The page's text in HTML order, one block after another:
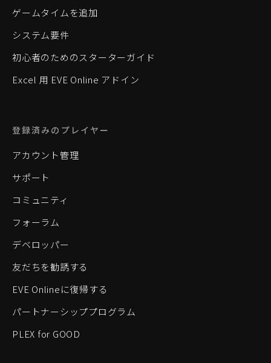
ゲームタイムを追加
システム要件
初心者のためのスターターガイド
Excel 用 EVE Online アドイン
登録済みのプレイヤー
アカウント管理
サポート
コミュニティ
フォーラム
デベロッパー
友だちを勧誘する
EVE Onlineに復帰する
パートナーシッププログラム
PLEX for GOOD